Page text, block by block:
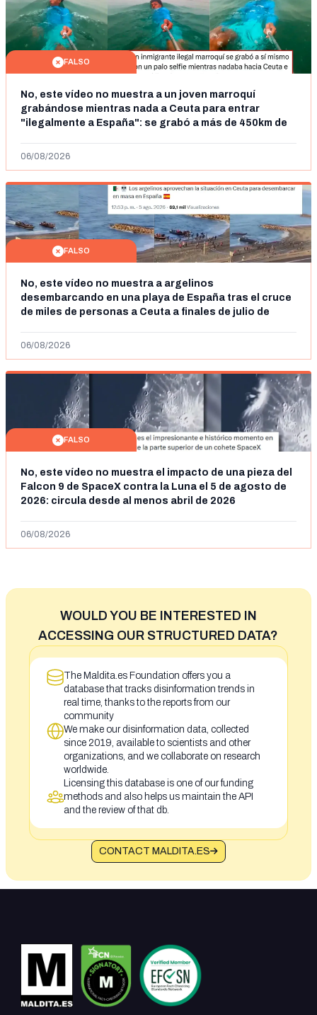
FALSO
No, este vídeo no muestra a un joven marroquí
grabándose mientras nada a Ceuta para entrar
"ilegalmente a España": se grabó a más de 450km de
06/08/2026
FALSO
No, este vídeo no muestra a argelinos
desembarcando en una playa de España tras el cruce
de miles de personas a Ceuta a finales de julio de
06/08/2026
FALSO
No, este vídeo no muestra el impacto de una pieza del
Falcon 9 de SpaceX contra la Luna el 5 de agosto de
2026: circula desde al menos abril de 2026
06/08/2026
WOULD YOU BE INTERESTED IN
ACCESSING OUR STRUCTURED DATA?
The Maldita.es Foundation offers you a
database that tracks disinformation trends in
real time, thanks to the reports from our
community
We make our disinformation data, collected
since 2019, available to scientists and other
organizations, and we collaborate on research
worldwide.
Licensing this database is one of our funding
methods and also helps us maintain the API
and the review of that db.
CONTACT MALDITA.ES